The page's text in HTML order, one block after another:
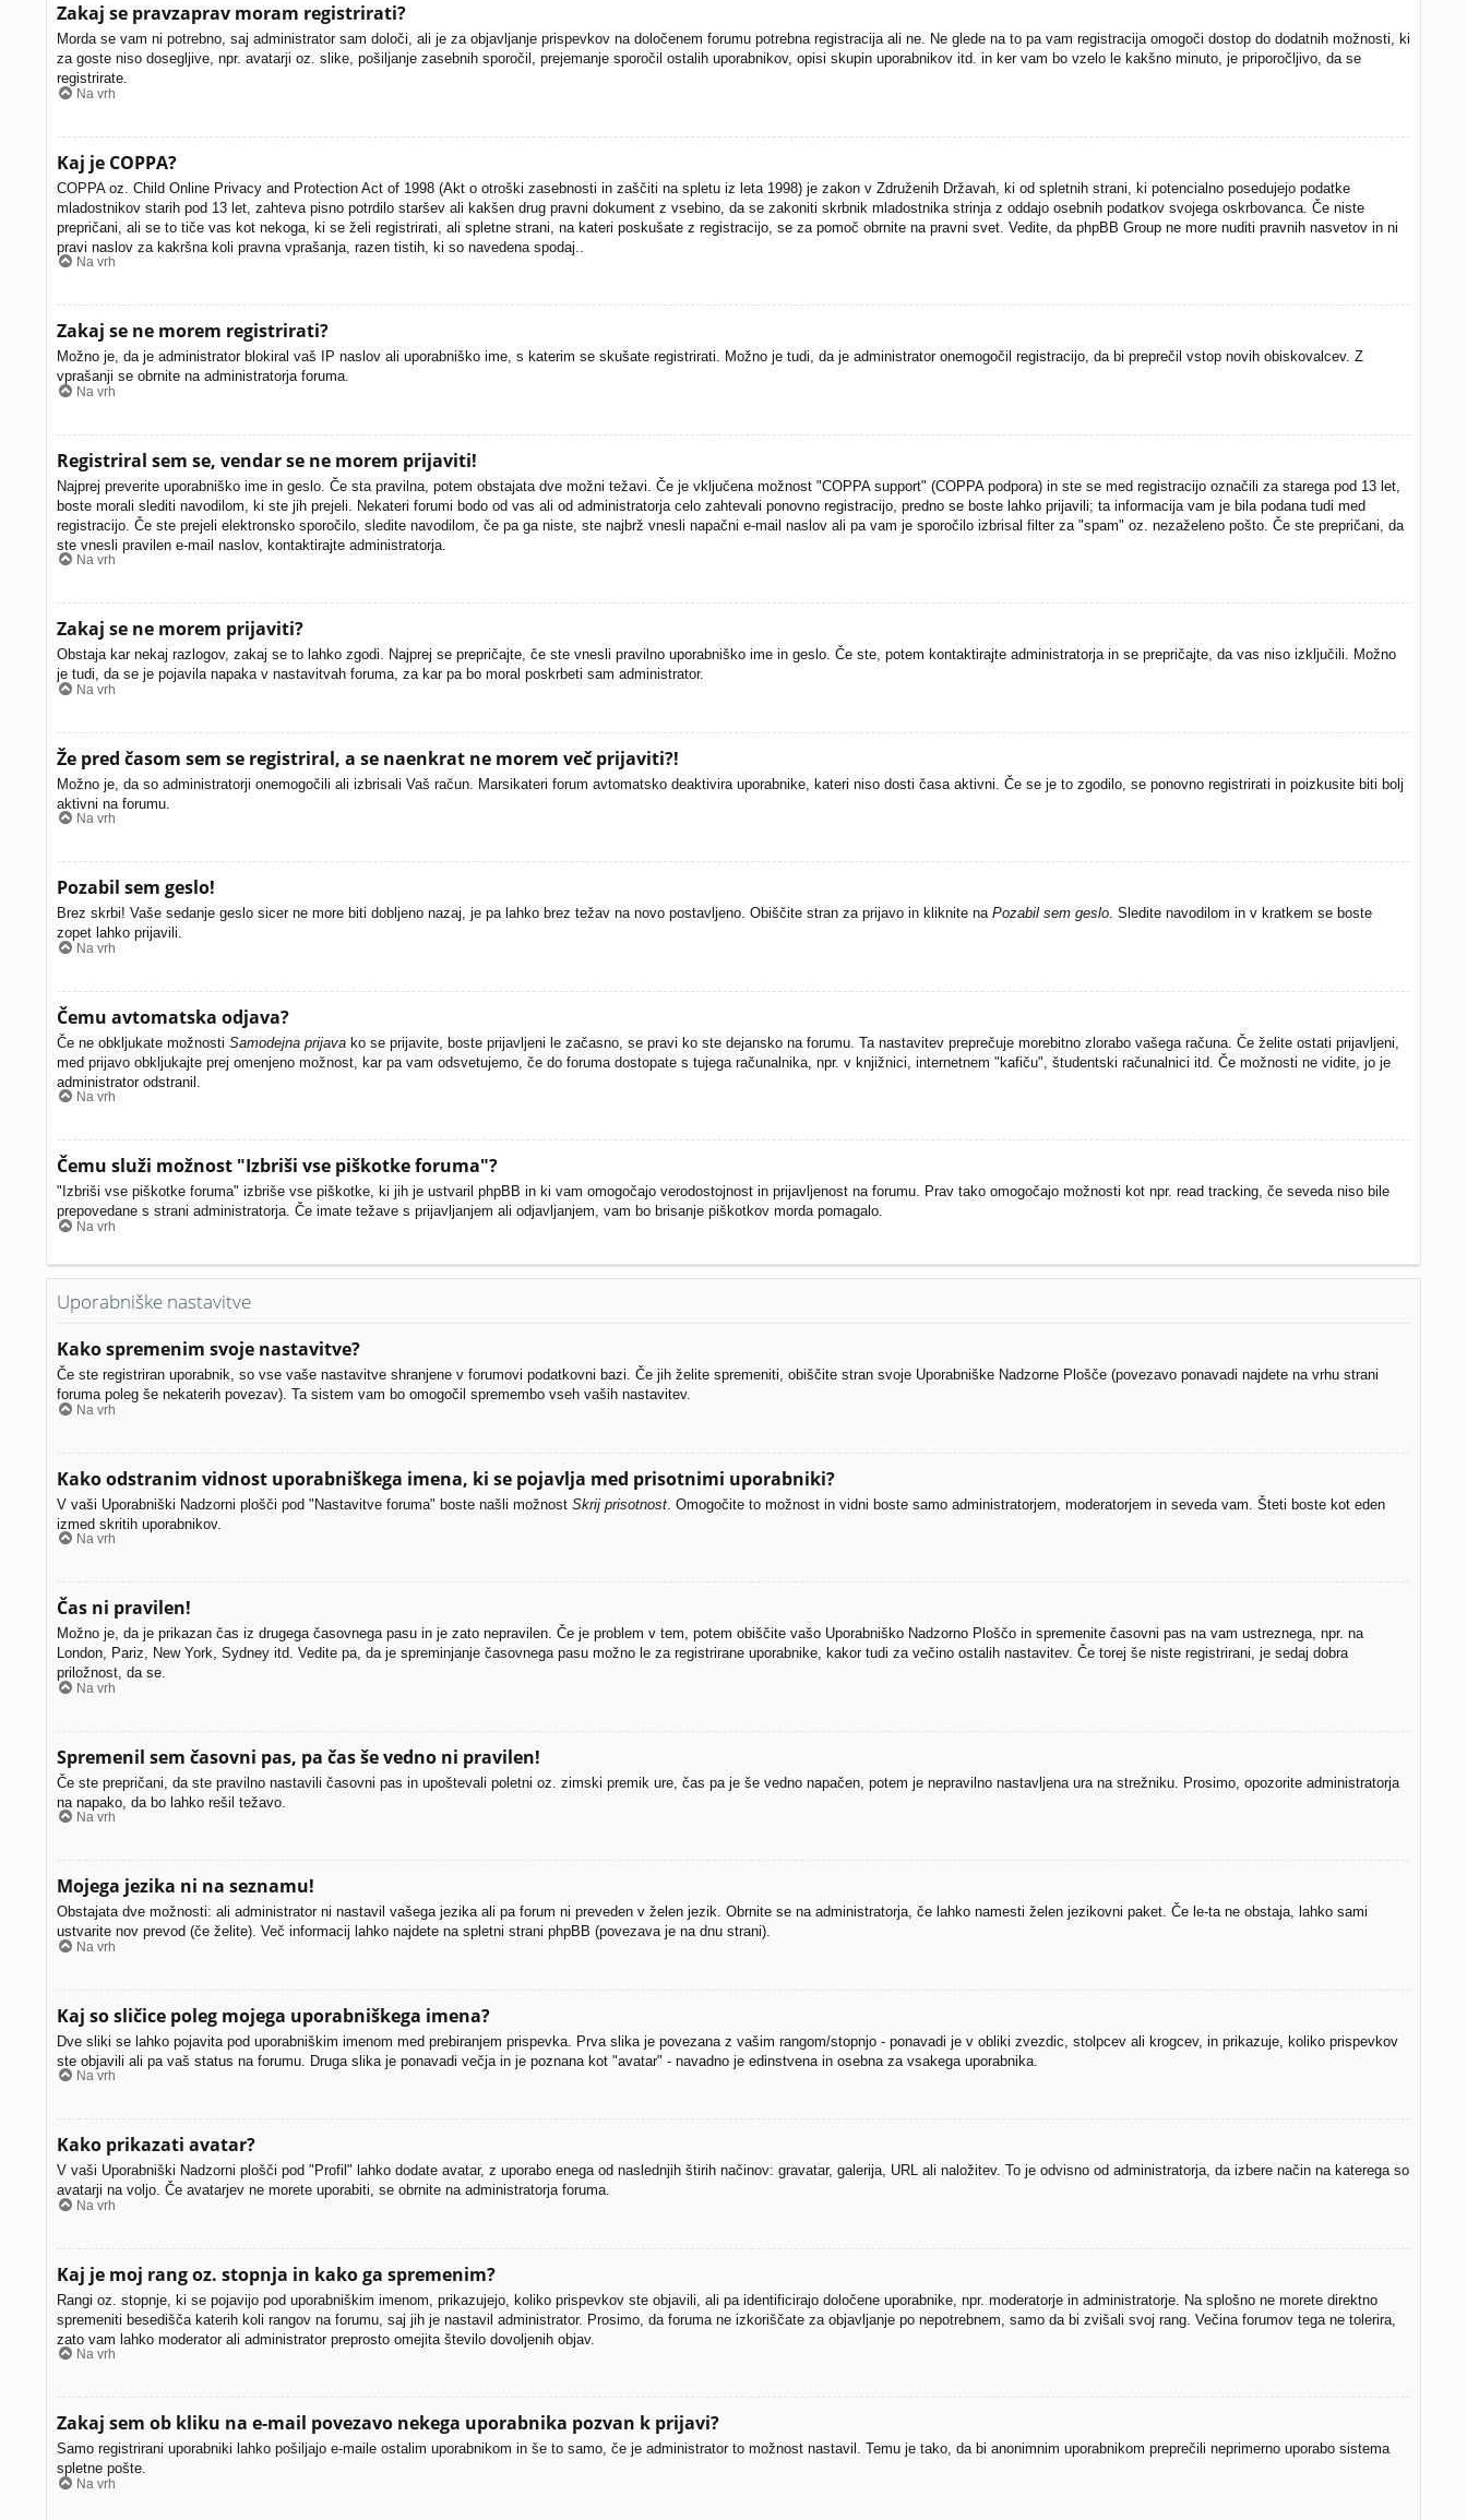
Zakaj se pravzaprav moram registrirati?
Morda se vam ni potrebno, saj administrator sam določi, ali je za objavljanje prispevkov na določenem forumu potrebna registracija ali ne. Ne glede na to pa vam registracija omogoči dostop do dodatnih možnosti, ki
za goste niso dosegljive, npr. avatarji oz. slike, pošiljanje zasebnih sporočil, prejemanje sporočil ostalih uporabnikov, opisi skupin uporabnikov itd. in ker vam bo vzelo le kakšno minuto, je priporočljivo, da se
registrirate.
Na vrh
Kaj je COPPA?
COPPA oz. Child Online Privacy and Protection Act of 1998 (Akt o otroški zasebnosti in zaščiti na spletu iz leta 1998) je zakon v Združenih Državah, ki od spletnih strani, ki potencialno posedujejo podatke
mladostnikov starih pod 13 let, zahteva pisno potrdilo staršev ali kakšen drug pravni dokument z vsebino, da se zakoniti skrbnik mladostnika strinja z oddajo osebnih podatkov svojega oskrbovanca. Če niste
prepričani, ali se to tiče vas kot nekoga, ki se želi registrirati, ali spletne strani, na kateri poskušate z registracijo, se za pomoč obrnite na pravni svet. Vedite, da phpBB Group ne more nuditi pravnih nasvetov in ni
pravi naslov za kakršna koli pravna vprašanja, razen tistih, ki so navedena spodaj..
Na vrh
Zakaj se ne morem registrirati?
Možno je, da je administrator blokiral vaš IP naslov ali uporabniško ime, s katerim se skušate registrirati. Možno je tudi, da je administrator onemogočil registracijo, da bi preprečil vstop novih obiskovalcev. Z
vprašanji se obrnite na administratorja foruma.
Na vrh
Registriral sem se, vendar se ne morem prijaviti!
Najprej preverite uporabniško ime in geslo. Če sta pravilna, potem obstajata dve možni težavi. Če je vključena možnost "COPPA support" (COPPA podpora) in ste se med registracijo označili za starega pod 13 let,
boste morali slediti navodilom, ki ste jih prejeli. Nekateri forumi bodo od vas ali od administratorja celo zahtevali ponovno registracijo, predno se boste lahko prijavili; ta informacija vam je bila podana tudi med
registracijo. Če ste prejeli elektronsko sporočilo, sledite navodilom, če pa ga niste, ste najbrž vnesli napačni e-mail naslov ali pa vam je sporočilo izbrisal filter za "spam" oz. nezaželeno pošto. Če ste prepričani, da
ste vnesli pravilen e-mail naslov, kontaktirajte administratorja.
Na vrh
Zakaj se ne morem prijaviti?
Obstaja kar nekaj razlogov, zakaj se to lahko zgodi. Najprej se prepričajte, če ste vnesli pravilno uporabniško ime in geslo. Če ste, potem kontaktirajte administratorja in se prepričajte, da vas niso izključili. Možno
je tudi, da se je pojavila napaka v nastavitvah foruma, za kar pa bo moral poskrbeti sam administrator.
Na vrh
Že pred časom sem se registriral, a se naenkrat ne morem več prijaviti?!
Možno je, da so administratorji onemogočili ali izbrisali Vaš račun. Marsikateri forum avtomatsko deaktivira uporabnike, kateri niso dosti časa aktivni. Če se je to zgodilo, se ponovno registrirati in poizkusite biti bolj
aktivni na forumu.
Na vrh
Pozabil sem geslo!
Brez skrbi! Vaše sedanje geslo sicer ne more biti dobljeno nazaj, je pa lahko brez težav na novo postavljeno. Obiščite stran za prijavo in kliknite na Pozabil sem geslo. Sledite navodilom in v kratkem se boste
zopet lahko prijavili.
Na vrh
Čemu avtomatska odjava?
Če ne obkljukate možnosti Samodejna prijava ko se prijavite, boste prijavljeni le začasno, se pravi ko ste dejansko na forumu. Ta nastavitev preprečuje morebitno zlorabo vašega računa. Če želite ostati prijavljeni,
med prijavo obkljukajte prej omenjeno možnost, kar pa vam odsvetujemo, če do foruma dostopate s tujega računalnika, npr. v knjižnici, internetnem "kafiču", študentski računalnici itd. Če možnosti ne vidite, jo je
administrator odstranil.
Na vrh
Čemu služi možnost "Izbriši vse piškotke foruma"?
"Izbriši vse piškotke foruma" izbriše vse piškotke, ki jih je ustvaril phpBB in ki vam omogočajo verodostojnost in prijavljenost na forumu. Prav tako omogočajo možnosti kot npr. read tracking, če seveda niso bile
prepovedane s strani administratorja. Če imate težave s prijavljanjem ali odjavljanjem, vam bo brisanje piškotkov morda pomagalo.
Na vrh
Uporabniške nastavitve
Kako spremenim svoje nastavitve?
Če ste registriran uporabnik, so vse vaše nastavitve shranjene v forumovi podatkovni bazi. Če jih želite spremeniti, obiščite stran svoje Uporabniške Nadzorne Plošče (povezavo ponavadi najdete na vrhu strani
foruma poleg še nekaterih povezav). Ta sistem vam bo omogočil spremembo vseh vaših nastavitev.
Na vrh
Kako odstranim vidnost uporabniškega imena, ki se pojavlja med prisotnimi uporabniki?
V vaši Uporabniški Nadzorni plošči pod "Nastavitve foruma" boste našli možnost Skrij prisotnost . Omogočite to možnost in vidni boste samo administratorjem, moderatorjem in seveda vam. Šteti boste kot eden
izmed skritih uporabnikov.
Na vrh
Čas ni pravilen!
Možno je, da je prikazan čas iz drugega časovnega pasu in je zato nepravilen. Če je problem v tem, potem obiščite vašo Uporabniško Nadzorno Ploščo in spremenite časovni pas na vam ustreznega, npr. na
London, Pariz, New York, Sydney itd. Vedite pa, da je spreminjanje časovnega pasu možno le za registrirane uporabnike, kakor tudi za večino ostalih nastavitev. Če torej še niste registrirani, je sedaj dobra
priložnost, da se.
Na vrh
Spremenil sem časovni pas, pa čas še vedno ni pravilen!
Če ste prepričani, da ste pravilno nastavili časovni pas in upoštevali poletni oz. zimski premik ure, čas pa je še vedno napačen, potem je nepravilno nastavljena ura na strežniku. Prosimo, opozorite administratorja
na napako, da bo lahko rešil težavo.
Na vrh
Mojega jezika ni na seznamu!
Obstajata dve možnosti: ali administrator ni nastavil vašega jezika ali pa forum ni preveden v želen jezik. Obrnite se na administratorja, če lahko namesti želen jezikovni paket. Če le-ta ne obstaja, lahko sami
ustvarite nov prevod (če želite). Več informacij lahko najdete na spletni strani phpBB (povezava je na dnu strani).
Na vrh
Kaj so sličice poleg mojega uporabniškega imena?
Dve sliki se lahko pojavita pod uporabniškim imenom med prebiranjem prispevka. Prva slika je povezana z vašim rangom/stopnjo - ponavadi je v obliki zvezdic, stolpcev ali krogcev, in prikazuje, koliko prispevkov
ste objavili ali pa vaš status na forumu. Druga slika je ponavadi večja in je poznana kot "avatar" - navadno je edinstvena in osebna za vsakega uporabnika.
Na vrh
Kako prikazati avatar?
V vaši Uporabniški Nadzorni plošči pod "Profil" lahko dodate avatar, z uporabo enega od naslednjih štirih načinov: gravatar, galerija, URL ali naložitev. To je odvisno od administratorja, da izbere način na katerega so
avatarji na voljo. Če avatarjev ne morete uporabiti, se obrnite na administratorja foruma.
Na vrh
Kaj je moj rang oz. stopnja in kako ga spremenim?
Rangi oz. stopnje, ki se pojavijo pod uporabniškim imenom, prikazujejo, koliko prispevkov ste objavili, ali pa identificirajo določene uporabnike, npr. moderatorje in administratorje. Na splošno ne morete direktno
spremeniti besedišča katerih koli rangov na forumu, saj jih je nastavil administrator. Prosimo, da foruma ne izkoriščate za objavljanje po nepotrebnem, samo da bi zvišali svoj rang. Večina forumov tega ne tolerira,
zato vam lahko moderator ali administrator preprosto omejita število dovoljenih objav.
Na vrh
Zakaj sem ob kliku na e-mail povezavo nekega uporabnika pozvan k prijavi?
Samo registrirani uporabniki lahko pošiljajo e-maile ostalim uporabnikom in še to samo, če je administrator to možnost nastavil. Temu je tako, da bi anonimnim uporabnikom preprečili neprimerno uporabo sistema
spletne pošte.
Na vrh